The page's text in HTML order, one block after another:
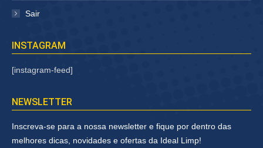
Sair
INSTAGRAM
[instagram-feed]
NEWSLETTER
Inscreva-se para a nossa newsletter e fique por dentro das
melhores dicas, novidades e ofertas da Ideal Limp!